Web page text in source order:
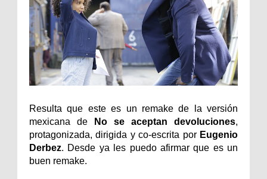
Resulta que este es un remake de la versión
mexicana de
No se aceptan devoluciones,
protagonizada, dirigida y co-escrita por Eugenio
Derbez. Desde ya les puedo afirmar que es un
buen remake.